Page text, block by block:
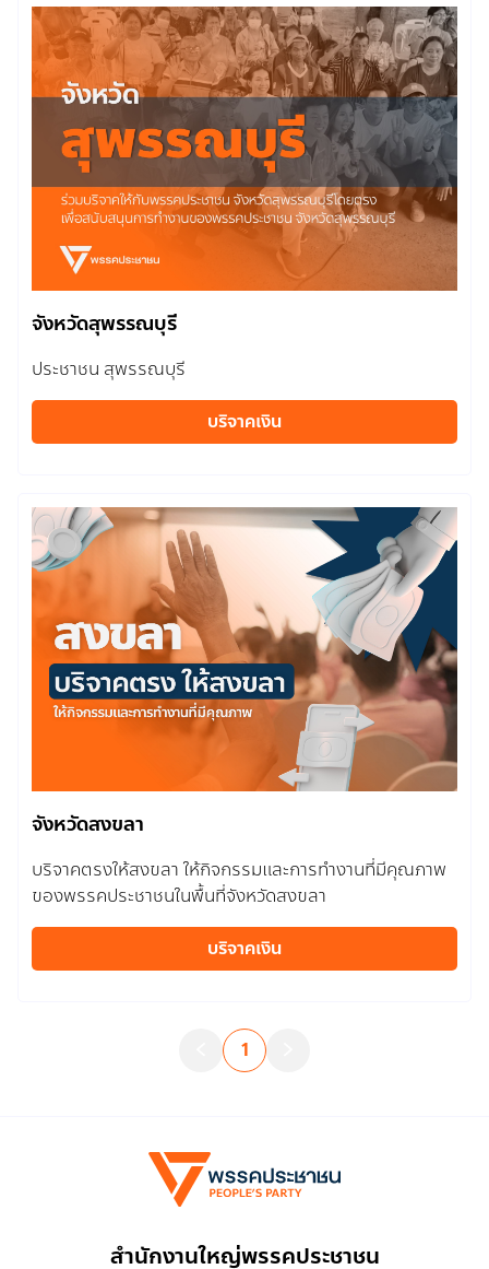
จังหวัดสุพรรณบุรี
ประชาชน สุพรรณบุรี
บริจาคเงิน
จังหวัดสงขลา
บริจาคตรงให้สงขลา ให้กิจกรรมและการทำงานที่มีคุณภาพ
ของพรรคประชาชนในพื้นที่จังหวัดสงขลา
บริจาคเงิน
1
สำนักงานใหญ่พรรคประชาชน